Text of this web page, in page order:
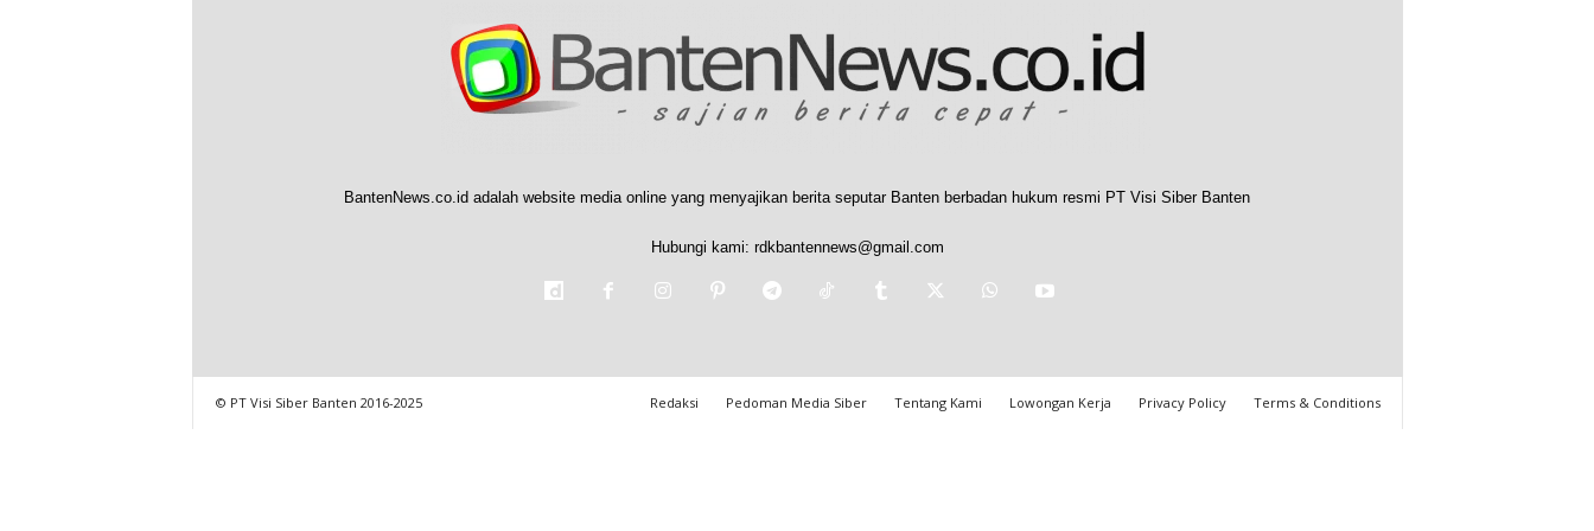
BantenNews.co.id adalah website media online yang menyajikan berita seputar Banten berbadan hukum resmi PT Visi Siber Banten
Hubungi kami: rdkbantennews@gmail.com
Redaksi Pedoman Media Siber Tentang Kami Lowongan Kerja Privacy Policy Terms & Conditions
© PT Visi Siber Banten 2016-2025